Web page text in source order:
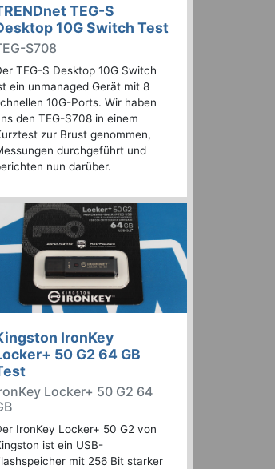
TEG-S
10G Switch Test
S708
TEG-S Desktop 10G Switch
ein unmanaged Gerät mit 8
10G-Ports. Wir haben
den TEG-S708 in einem
zur Brust genommen,
durchgeführt und
nun darüber.
IronKey
50 G2 64 GB
Locker+ 50 G2 64
IronKey Locker+ 50 G2 von
ist ein USB-
mit 256 Bit starker